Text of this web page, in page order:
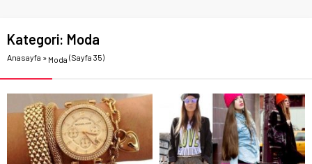
Kategori: Moda
Anasayfa » Moda (Sayfa 35)